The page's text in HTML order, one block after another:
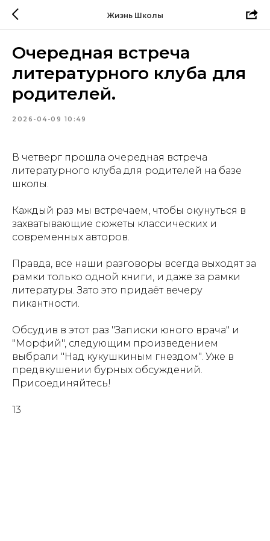
Жизнь Школы
Очередная встреча
литературного клуба для
родителей.
2026-04-09 10:49
В четверг прошла очередная встреча
литературного клуба для родителей на базе
школы.
Каждый раз мы встречаем, чтобы окунуться в
захватывающие сюжеты классических и
современных авторов.
Правда, все наши разговоры всегда выходят за
рамки только одной книги, и даже за рамки
литературы. Зато это придаёт вечеру
пикантности.
Обсудив в этот раз "Записки юного врача" и
"Морфий", следующим произведением
выбрали "Над кукушкиным гнездом". Уже в
предвкушении бурных обсуждений.
Присоединяйтесь!
13